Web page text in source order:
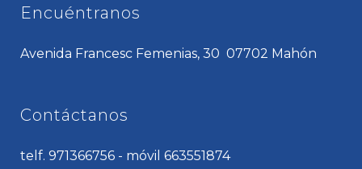
Encuéntranos
Avenida Francesc Femenias, 30 07702 Mahón
Contáctanos
telf. 971366756 - móvil 663551874